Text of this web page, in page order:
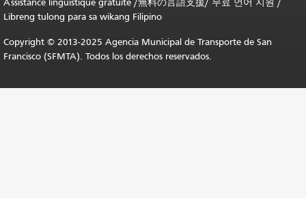
Assistance linguistique gratuite /無料の言語支援/ 무료 언어 지원 /
Libreng tulong para sa wikang Filipino
Copyright © 2013-2025 Agencia Municipal de Transporte de San
Francisco (SFMTA). Todos los derechos reservados.